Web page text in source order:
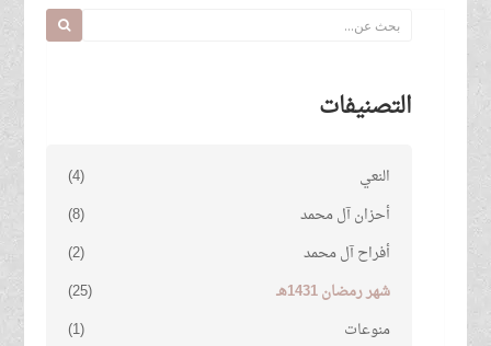
التصنيفات
النعي
(4)
أحزان آل محمد
(8)
أفراح آل محمد
(2)
شهر رمضان 1431هـ
(25)
منوعات
(1)